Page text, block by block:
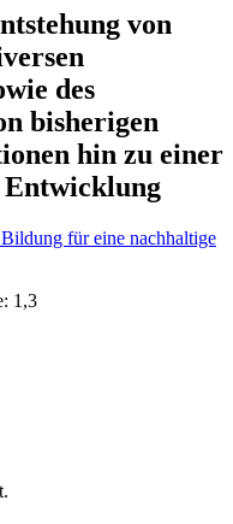
von
des
bisherigen
hin zu einer
1,3